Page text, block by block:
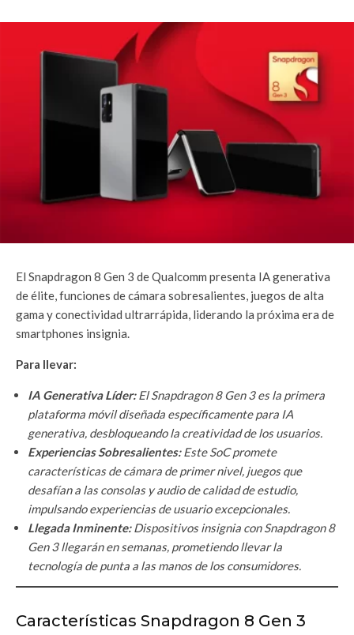
El Snapdragon 8 Gen 3 de Qualcomm presenta IA generativa
de élite, funciones de cámara sobresalientes, juegos de alta
gama y conectividad ultrarrápida, liderando la próxima era de
smartphones insignia.
Para llevar:
IA Generativa Líder:El Snapdragon 8 Gen 3 es la primera
plataforma móvil diseñada específicamente para IA
generativa, desbloqueando la creatividad de los usuarios.
Experiencias Sobresalientes:Este SoC promete
características de cámara de primer nivel, juegos que
desafían a las consolas y audio de calidad de estudio,
impulsando experiencias de usuario excepcionales.
Llegada Inminente:Dispositivos insignia con Snapdragon 8
Gen 3 llegarán en semanas, prometiendo llevar la
tecnología de punta a las manos de los consumidores.
Características Snapdragon 8 Gen 3